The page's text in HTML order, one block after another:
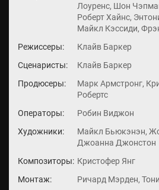
Лоуренс, Шон
Роберт Хайнс,
Майкл Кэссиди,
Режиссеры:
Клайв Баркер
Сценаристы:
Клайв Баркер
Продюсеры:
Марк Армстронг,
Робертс
Операторы:
Робин Виджон
Художники:
Майкл Бьюкэнэн,
Джоанна Джонстон
Композиторы: Кристофер Янг
Монтаж:
Ричард Мэрден,